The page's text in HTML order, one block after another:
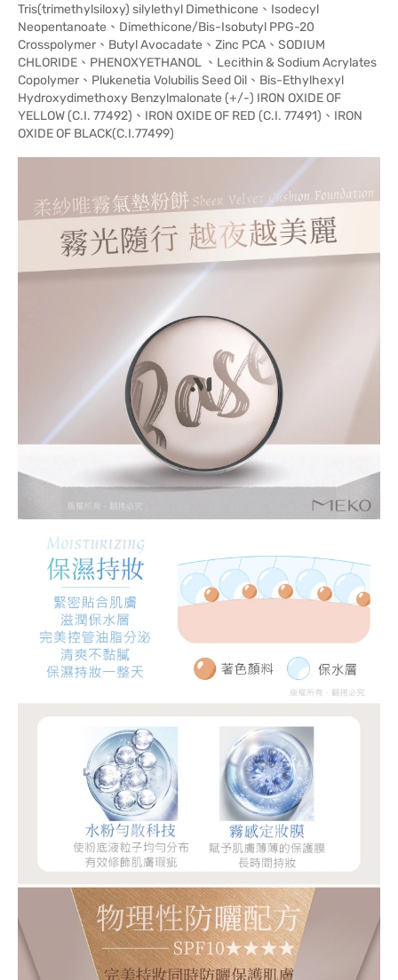
Tris(trimethylsiloxy) silylethyl Dimethicone、Isodecyl
Neopentanoate、Dimethicone/Bis-Isobutyl PPG-20
Crosspolymer、Butyl Avocadate、Zinc PCA、SODIUM
CHLORIDE、PHENOXYETHANOL 、Lecithin & Sodium Acrylates
Copolymer、Plukenetia Volubilis Seed Oil、Bis-Ethylhexyl
Hydroxydimethoxy Benzylmalonate (+/-) IRON OXIDE OF
YELLOW (C.I. 77492)、IRON OXIDE OF RED (C.I. 77491)、IRON
OXIDE OF BLACK(C.I.77499)